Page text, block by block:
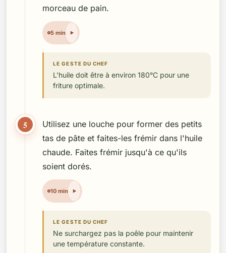
morceau de pain.
5 min
LE GESTE DU CHEF
L'huile doit être à environ 180°C pour une
friture optimale.
5
Utilisez une louche pour former des petits
tas de pâte et faites-les frémir dans l'huile
chaude. Faites frémir jusqu'à ce qu'ils
soient dorés.
10 min
LE GESTE DU CHEF
Ne surchargez pas la poêle pour maintenir
une température constante.